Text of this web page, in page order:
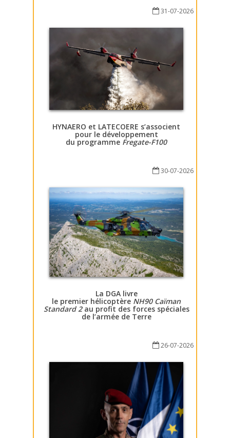
31-07-2026
HYNAERO et LATECOERE s’associent
pour le développement
du programme Fregate-F100
30-07-2026
La DGA livre
le premier hélicoptère NH90 Caïman
Standard 2au profit des forces spéciales
de l’armée de Terre
26-07-2026